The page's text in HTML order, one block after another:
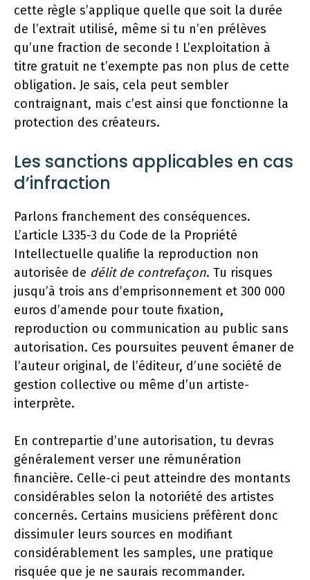
cette règle s’applique quelle que soit la durée
de l’extrait utilisé, même si tu n’en prélèves
qu’une fraction de seconde ! L’exploitation à
titre gratuit ne t’exempte pas non plus de cette
obligation. Je sais, cela peut sembler
contraignant, mais c’est ainsi que fonctionne la
protection des créateurs.
Les sanctions applicables en cas
d’infraction
Parlons franchement des conséquences.
L’article L335-3 du Code de la Propriété
Intellectuelle qualifie la reproduction non
autorisée de délit de contrefaçon. Tu risques
jusqu’à trois ans d’emprisonnement et 300 000
euros d’amende pour toute fixation,
reproduction ou communication au public sans
autorisation. Ces poursuites peuvent émaner de
l’auteur original, de l’éditeur, d’une société de
gestion collective ou même d’un artiste-
interprète.
En contrepartie d’une autorisation, tu devras
généralement verser une rémunération
financière. Celle-ci peut atteindre des montants
considérables selon la notoriété des artistes
concernés. Certains musiciens préfèrent donc
dissimuler leurs sources en modifiant
considérablement les samples, une pratique
risquée que je ne saurais recommander.